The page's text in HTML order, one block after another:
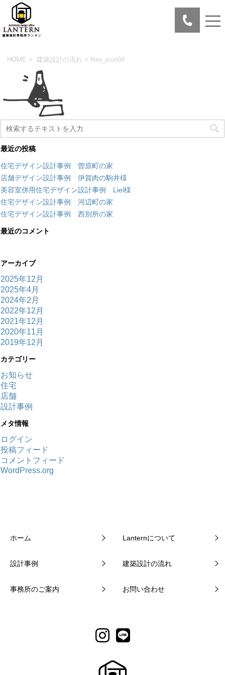
HOME > 建築設計の流れ > flow_icon04
最近の投稿
住宅デザイン設計事例 曽原町の家
店舗デザイン設計事例 伊賀肉の駒井様
美容室併用住宅デザイン設計事例 Liel様
住宅デザイン設計事例 河辺町の家
住宅デザイン設計事例 西別所の家
最近のコメント
アーカイブ
2025年12月
2025年4月
2024年2月
2022年12月
2021年12月
2020年11月
2019年12月
カテゴリー
お知らせ
住宅
店舗
設計事例
メタ情報
ログイン
投稿フィード
コメントフィード
WordPress.org
ホーム Lanternについて
設計事例 建築設計の流れ
事務所のご案内 お問い合わせ